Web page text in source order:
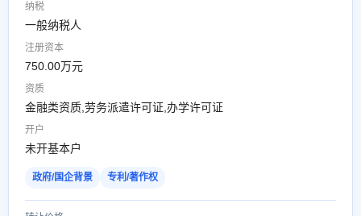
纳税
一般纳税人
注册资本
750.00万元
资质
金融类资质,劳务派遣许可证,办学许可证
开户
未开基本户
政府/国企背景 专利/著作权